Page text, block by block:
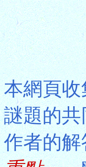
本網頁
謎題的
作者的